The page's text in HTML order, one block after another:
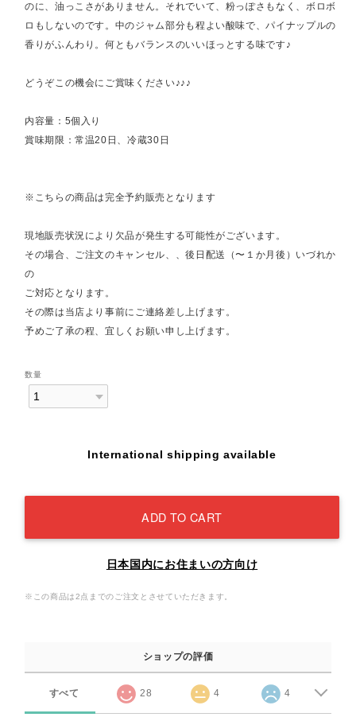
のに、油っこさがありません。それでいて、粉っぽさもなく、ボロボ
ロもしないのです。中のジャム部分も程よい酸味で、パイナップルの
香りがふんわり。何ともバランスのいいほっとする味です♪
どうぞこの機会にご賞味ください♪♪♪
内容量：5個入り
賞味期限：常温20日、冷蔵30日
※こちらの商品は完全予約販売となります
現地販売状況により欠品が発生する可能性がございます。
その場合、ご注文のキャンセル、、後日配送（〜１か月後）いづれか
の
ご対応となります。
その際は当店より事前にご連絡差し上げます。
予めご了承の程、宜しくお願い申し上げます。
数量
International shipping available
ADD TO CART
日本国内にお住まいの方向け
※この商品は2点までのご注文とさせていただきます。
ショップの評価
すべて 28 4 4